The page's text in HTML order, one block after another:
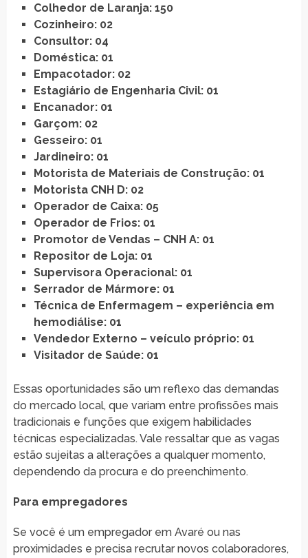
Colhedor de Laranja: 150
Cozinheiro: 02
Consultor: 04
Doméstica: 01
Empacotador: 02
Estagiário de Engenharia Civil: 01
Encanador: 01
Garçom: 02
Gesseiro: 01
Jardineiro: 01
Motorista de Materiais de Construção: 01
Motorista CNH D: 02
Operador de Caixa: 05
Operador de Frios: 01
Promotor de Vendas – CNH A: 01
Repositor de Loja: 01
Supervisora Operacional: 01
Serrador de Mármore: 01
Técnica de Enfermagem – experiência em
hemodiálise: 01
Vendedor Externo – veículo próprio: 01
Visitador de Saúde: 01
Essas oportunidades são um reflexo das demandas
do mercado local, que variam entre profissões mais
tradicionais e funções que exigem habilidades
técnicas especializadas. Vale ressaltar que as vagas
estão sujeitas a alterações a qualquer momento,
dependendo da procura e do preenchimento.
Para empregadores
Se você é um empregador em Avaré ou nas
proximidades e precisa recrutar novos colaboradores,